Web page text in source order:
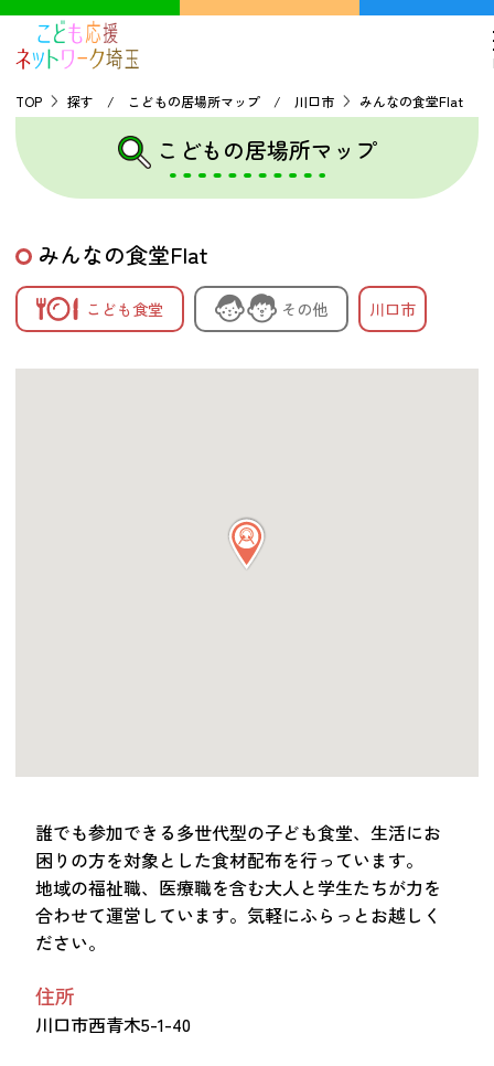
新着情報 音声読み上げ お問い合わせ
TOP
探す
こどもの居場所マップ
フードパントリーマップ
資料・動画
TOP 探す / こどもの居場所マップ / 川口市 みんなの食堂Flat
こどもの居場所マップ
みんなの食堂Flat
こども食堂 その他 川口市
誰でも参加できる多世代型の子ども食堂、生活にお
困りの方を対象とした食材配布を行っています。
地域の福祉職、医療職を含む大人と学生たちが力を
合わせて運営しています。気軽にふらっとお越しく
ださい。
住所
川口市西青木5-1-40